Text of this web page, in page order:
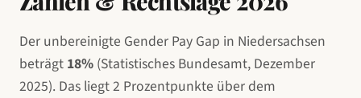
Der unbereinigte Gender Pay Gap in Niedersachsen
beträgt 18% (Statistisches Bundesamt, Dezember
2025). Das liegt 2 Prozentpunkte überdem